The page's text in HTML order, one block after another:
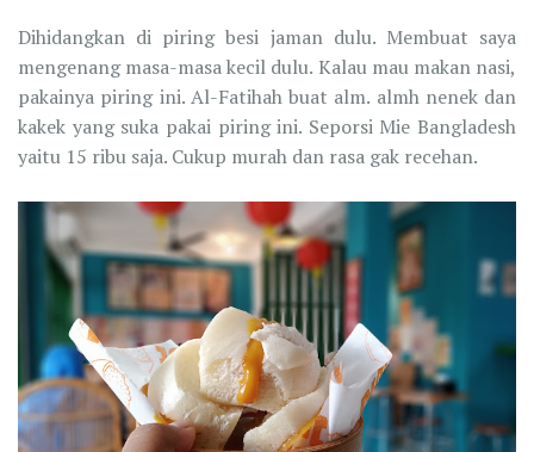
Dihidangkan di piring besi jaman dulu. Membuat saya
mengenang masa-masa kecil dulu. Kalau mau makan nasi,
pakainya piring ini. Al-Fatihah buat alm. almh nenek dan
kakek yang suka pakai piring ini. Seporsi Mie Bangladesh
yaitu 15 ribu saja. Cukup murah dan rasa gak recehan.